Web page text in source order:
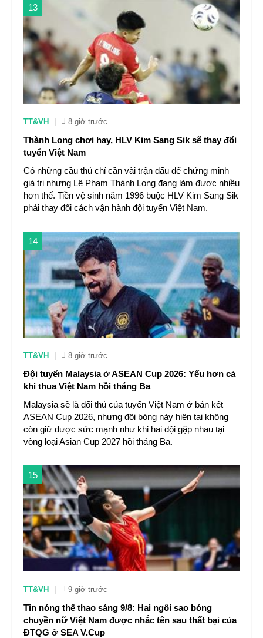
13
TT&VH 8 giờ trước
Thành Long chơi hay, HLV Kim Sang Sik sẽ thay đổi
tuyển Việt Nam
Có những cầu thủ chỉ cần vài trận đấu để chứng minh
giá trị nhưng Lê Phạm Thành Long đang làm được nhiều
hơn thế. Tiền vệ sinh năm 1996 buộc HLV Kim Sang Sik
phải thay đổi cách vận hành đội tuyển Việt Nam.
14
TT&VH 8 giờ trước
Đội tuyển Malaysia ở ASEAN Cup 2026: Yếu hơn cả
khi thua Việt Nam hồi tháng Ba
Malaysia sẽ là đối thủ của tuyển Việt Nam ở bán kết
ASEAN Cup 2026, nhưng đội bóng này hiện tại không
còn giữ được sức mạnh như khi hai đội gặp nhau tại
vòng loại Asian Cup 2027 hồi tháng Ba.
15
TT&VH 9 giờ trước
Tin nóng thể thao sáng 9/8: Hai ngôi sao bóng
chuyền nữ Việt Nam được nhắc tên sau thất bại của
ĐTQG ở SEA V.Cup